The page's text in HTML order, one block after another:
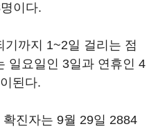
이다.
까지 1~2일 걸리는 점
일요일인 3일과 연휴인 4
된다.
진자는 9월 29일 2884